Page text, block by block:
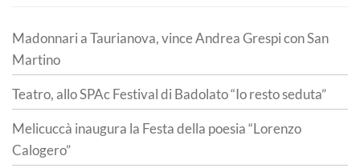
Madonnari a Taurianova, vince Andrea Grespi con San
Martino
Teatro, allo SPAc Festival di Badolato “Io resto seduta”
Melicuccà inaugura la Festa della poesia “Lorenzo
Calogero”